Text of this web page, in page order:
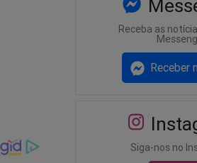
Receba as
Receber
Siga-nos no